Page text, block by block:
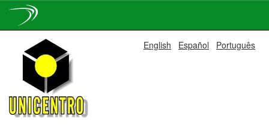
navigation
English Español Português